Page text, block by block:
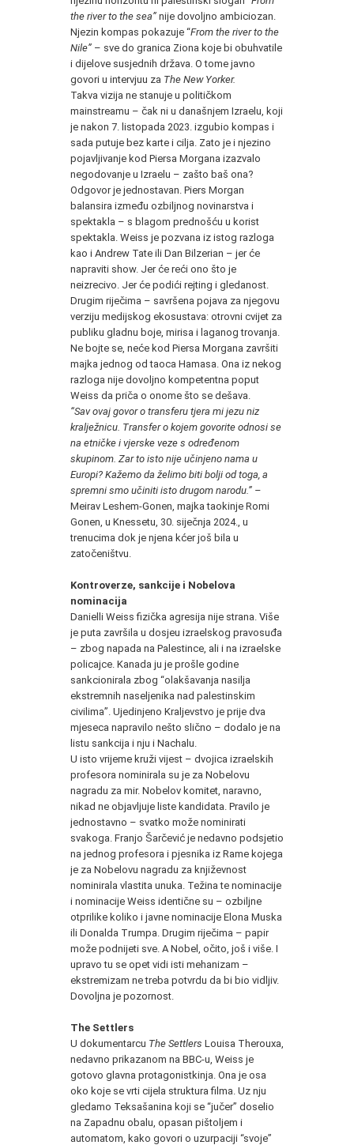
the river to the sea” nije dovoljno ambiciozan.
Njezin kompas pokazuje “From the river to the
Nile” – sve do granica Ziona koje bi obuhvatile
i dijelove susjednih država. O tome javno
govori u intervjuu za The New Yorker.
Takva vizija ne stanuje u političkom
mainstreamu – čak ni u današnjem Izraelu, koji
je nakon 7. listopada 2023. izgubio kompas i
sada putuje bez karte i cilja. Zato je i njezino
pojavljivanje kod Piersa Morgana izazvalo
negodovanje u Izraelu – zašto baš ona?
Odgovor je jednostavan. Piers Morgan
balansira između ozbiljnog novinarstva i
spektakla – s blagom prednošću u korist
spektakla. Weiss je pozvana iz istog razloga
kao i Andrew Tate ili Dan Bilzerian – jer će
napraviti show. Jer će reći ono što je
neizrecivo. Jer će podići rejting i gledanost.
Drugim riječima – savršena pojava za njegovu
verziju medijskog ekosustava: otrovni cvijet za
publiku gladnu boje, mirisa i laganog trovanja.
Ne bojte se, neće kod Piersa Morgana završiti
majka jednog od taoca Hamasa. Ona iz nekog
razloga nije dovoljno kompetentna poput
Weiss da priča o onome što se dešava.
“Sav ovaj govor o transferu tjera mi jezu niz
kralježnicu. Transfer o kojem govorite odnosi se
na etničke i vjerske veze s određenom
skupinom. Zar to isto nije učinjeno nama u
Europi? Kažemo da želimo biti bolji od toga, a
spremni smo učiniti isto drugom narodu.” –
Meirav Leshem‑Gonen, majka taokinje Romi
Gonen, u Knessetu, 30. siječnja 2024., u
trenucima dok je njena kćer još bila u
zatočeništvu.
Kontroverze, sankcije i Nobelova
nominacija
Danielli Weiss fizička agresija nije strana. Više
je puta završila u dosjeu izraelskog pravosuđa
– zbog napada na Palestince, ali i na izraelske
policajce. Kanada ju je prošle godine
sankcionirala zbog “olakšavanja nasilja
ekstremnih naseljenika nad palestinskim
civilima”. Ujedinjeno Kraljevstvo je prije dva
mjeseca napravilo nešto slično – dodalo je na
listu sankcija i nju i Nachalu.
U isto vrijeme kruži vijest – dvojica izraelskih
profesora nominirala su je za Nobelovu
nagradu za mir. Nobelov komitet, naravno,
nikad ne objavljuje liste kandidata. Pravilo je
jednostavno – svatko može nominirati
svakoga. Franjo Šarčević je nedavno podsjetio
na jednog profesora i pjesnika iz Rame kojega
je za Nobelovu nagradu za književnost
nominirala vlastita unuka. Težina te nominacije
i nominacije Weiss identične su – ozbiljne
otprilike koliko i javne nominacije Elona Muska
ili Donalda Trumpa. Drugim riječima – papir
može podnijeti sve. A Nobel, očito, još i više. I
upravo tu se opet vidi isti mehanizam –
ekstremizam ne treba potvrdu da bi bio vidljiv.
Dovoljna je pozornost.
The Settlers
U dokumentarcu The Settlers Louisa Therouxa,
nedavno prikazanom na BBC‑u, Weiss je
gotovo glavna protagonistkinja. Ona je osa
oko koje se vrti cijela struktura filma. Uz nju
gledamo Teksašanina koji se “jučer” doselio
na Zapadnu obalu, opasan pištoljem i
automatom, kako govori o uzurpaciji “svoje”